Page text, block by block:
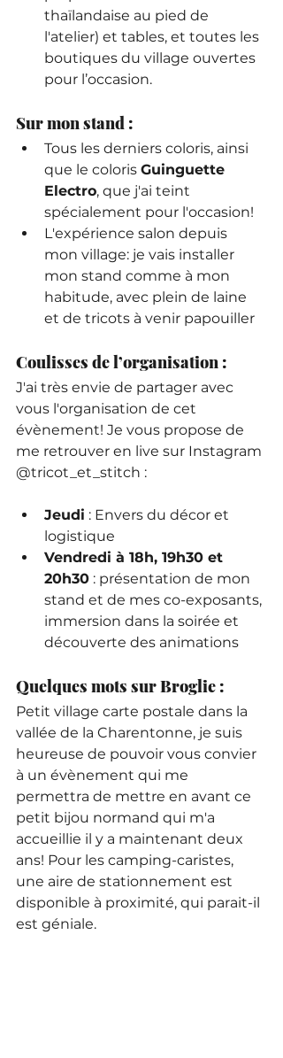
thaïlandaise au pied de
l'atelier) et tables, et toutes les
boutiques du village ouvertes
pour l’occasion.
Sur mon stand :
Tous les derniers coloris, ainsi
que le coloris Guinguette
Electro, que j'ai teint
spécialement pour l'occasion!
L'expérience salon depuis
mon village: je vais installer
mon stand comme à mon
habitude, avec plein de laine
et de tricots à venir papouiller
Coulisses de l’organisation :
J'ai très envie de partager avec
vous l'organisation de cet
évènement! Je vous propose de
me retrouver en live sur Instagram
@tricot_et_stitch :
Jeudi : Envers du décor et
logistique
Vendredi à 18h, 19h30 et
20h30 : présentation de mon
stand et de mes co-exposants,
immersion dans la soirée et
découverte des animations
Quelques mots sur Broglie :
Petit village carte postale dans la
vallée de la Charentonne, je suis
heureuse de pouvoir vous convier
à un évènement qui me
permettra de mettre en avant ce
petit bijou normand qui m'a
accueillie il y a maintenant deux
ans! Pour les camping-caristes,
une aire de stationnement est
disponible à proximité, qui parait-il
est géniale.